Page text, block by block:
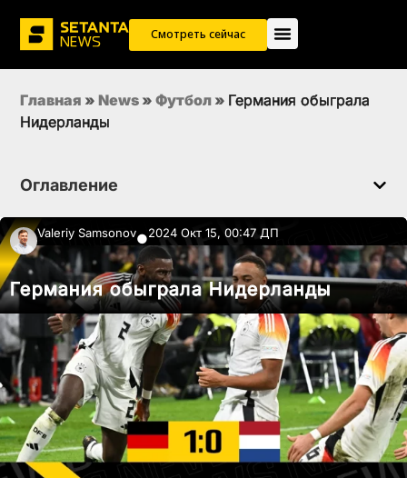
Смотреть сейчас
Главная » News » Футбол » Германия обыграла
Нидерланды
Оглавление
Valeriy Samsonov●2024 Окт 15, 00:47 ДП
Германия обыграла Нидерланды